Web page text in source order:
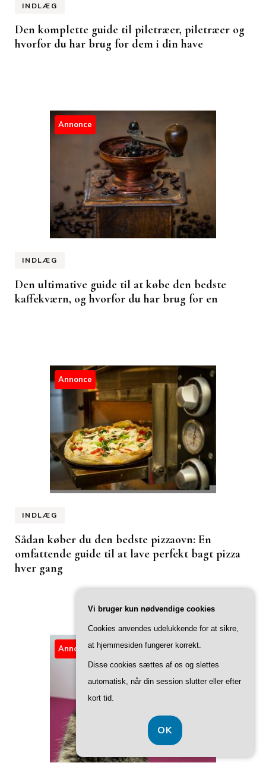
INDLÆG
Den komplette guide til piletræer, piletræer og
hvorfor du har brug for dem i din have
Annonce
INDLÆG
Den ultimative guide til at købe den bedste
kaffekværn, og hvorfor du har brug for en
Annonce
INDLÆG
Sådan køber du den bedste pizzaovn: En
omfattende guide til at lave perfekt bagt pizza
hver gang
Annonce
Vi bruger kun nødvendige cookies
Cookies anvendes udelukkende for at sikre,
at hjemmesiden fungerer korrekt.
Disse cookies sættes af os og slettes
automatisk, når din session slutter eller efter
kort tid.
OK